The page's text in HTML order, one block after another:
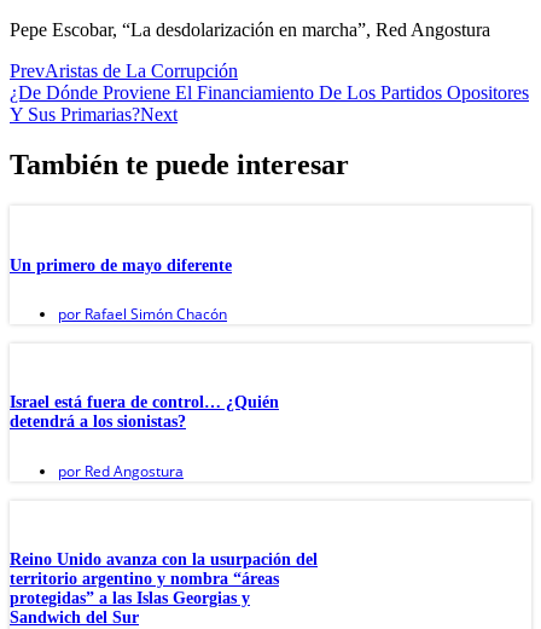
Pepe Escobar, “La desdolarización en marcha”, Red Angostura
PrevAristas de La Corrupción
¿De Dónde Proviene El Financiamiento De Los Partidos Opositores
Y Sus Primarias?Next
También te puede interesar
Un primero de mayo diferente
por Rafael Simón Chacón
Israel está fuera de control… ¿Quién
detendrá a los sionistas?
por Red Angostura
Reino Unido avanza con la usurpación del
territorio argentino y nombra “áreas
protegidas” a las Islas Georgias y
Sandwich del Sur